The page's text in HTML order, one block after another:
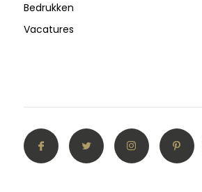
Bedrukken
Vacatures